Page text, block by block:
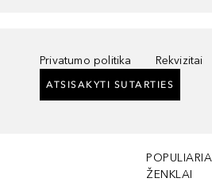
Privatumo politika Rekvizitai
ATSISAKYTI SUTARTIES
ŽENKLAI